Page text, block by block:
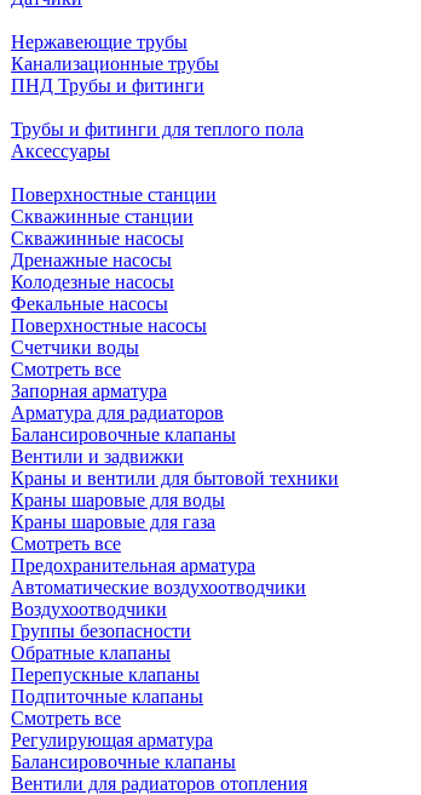
Нержавеющие трубы
Канализационные трубы
ПНД Трубы и фитинги
Трубы и фитинги для теплого пола
Аксессуары
Поверхностные станции
Скважинные станции
Скважинные насосы
Дренажные насосы
Колодезные насосы
Фекальные насосы
Поверхностные насосы
Счетчики воды
Смотреть все
Запорная арматура
Арматура для радиаторов
Балансировочные клапаны
Вентили и задвижки
Краны и вентили для бытовой техники
Краны шаровые для воды
Краны шаровые для газа
Смотреть все
Предохранительная арматура
Автоматические воздухоотводчики
Воздухоотводчики
Группы безопасности
Обратные клапаны
Перепускные клапаны
Подпиточные клапаны
Смотреть все
Регулирующая арматура
Балансировочные клапаны
Вентили для радиаторов отопления